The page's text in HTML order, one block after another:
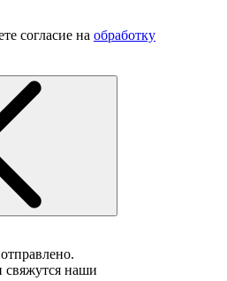
согласие на обработку
наши